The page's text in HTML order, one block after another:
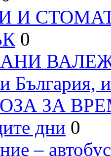
И
0
ВАЛЕЖИ
България,
ЗА
дни 0
–